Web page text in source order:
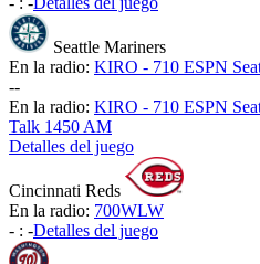
Seattle Mariners
En la radio: KIRO - 710 ESPN
--
En la radio: KIRO - 710 ESPN
Talk 1450 AM
Detalles del juego
Cincinnati Reds
En la radio: 700WLW
- : -Detalles del juego